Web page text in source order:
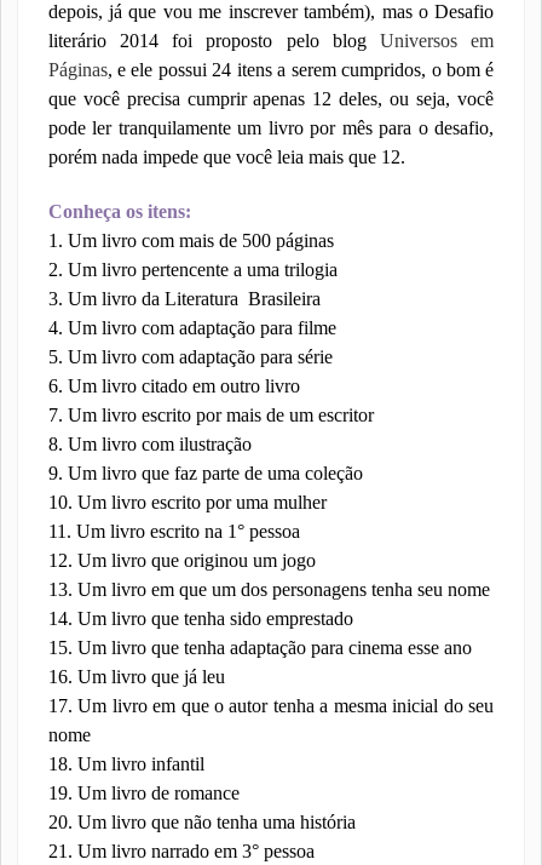
depois, já que vou me inscrever também), mas o Desafio
literário 2014 foi proposto pelo blogUniversos em
Páginas, e ele possui 24 itens a serem cumpridos, o bom é
que você precisa cumprir apenas 12 deles, ou seja, você
pode ler tranquilamente um livro por mês para o desafio,
porém nada impede que você leia mais que 12.
Conheça os itens:
1. Um livro com mais de 500 páginas
2. Um livro pertencente a uma trilogia
3. Um livro da Literatura Brasileira
4. Um livro com adaptação para filme
5. Um livro com adaptação para série
6. Um livro citado em outro livro
7. Um livro escrito por mais de um escritor
8. Um livro com ilustração
9. Um livro que faz parte de uma coleção
10. Um livro escrito por uma mulher
11. Um livro escrito na 1° pessoa
12. Um livro que originou um jogo
13. Um livro em que um dos personagens tenha seu nome
14. Um livro que tenha sido emprestado
15. Um livro que tenha adaptação para cinema esse ano
16. Um livro que já leu
17. Um livro em que o autor tenha a mesma inicial do seu
nome
18. Um livro infantil
19. Um livro de romance
20. Um livro que não tenha uma história
21. Um livro narrado em 3° pessoa